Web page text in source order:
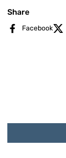
Share
Facebook